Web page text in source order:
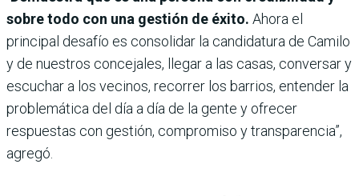
sobre todo con una gestión de éxito. Ahora el
principal desafío es consolidar la candidatura de Camilo
y de nuestros concejales, llegar a las casas, conversar y
escuchar a los vecinos, recorrer los barrios, entender la
problemática del día a día de la gente y ofrecer
respuestas con gestión, compromiso y transparencia”,
agregó.